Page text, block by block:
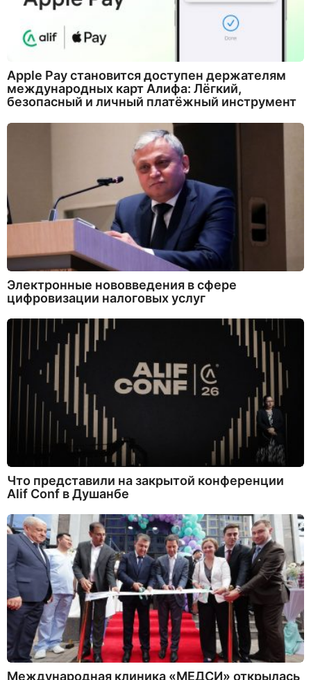
Apple Pay становится доступен держателям
международных карт Алифа: Лёгкий,
безопасный и личный платёжный инструмент
Электронные нововведения в сфере
цифровизации налоговых услуг
Что представили на закрытой конференции
Alif Conf в Душанбе
Международная клиника «МЕДСИ» открылась